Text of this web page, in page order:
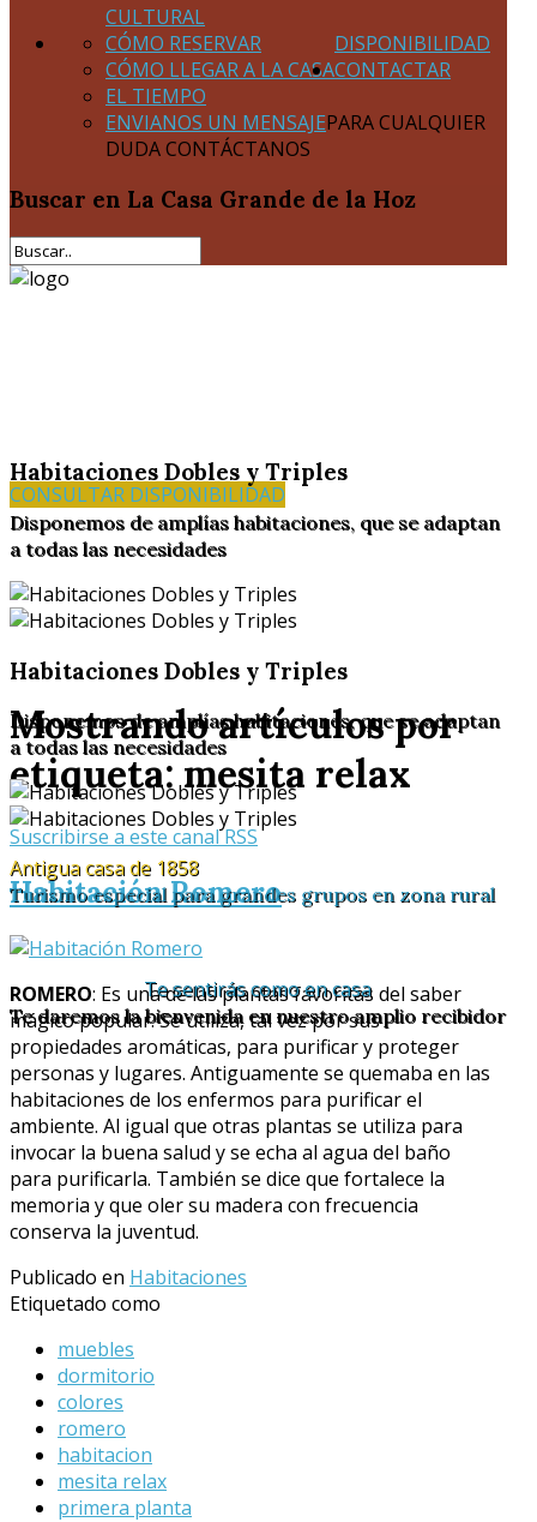
CULTURAL
DISPONIBILIDAD
CÓMO RESERVAR
CÓMO LLEGAR A LA CASA
EL TIEMPO
CONTACTAR
ENVIANOS UN MENSAJEPARA CUALQUIER
DUDA CONTÁCTANOS
Buscar en La Casa Grande de la Hoz
Habitaciones Dobles y Triples
Disponemos de amplías habitaciones, que se adaptan
a todas las necesidades
Habitaciones Dobles y Triples
Disponemos de amplías habitaciones, que se adaptan
a todas las necesidades
Antigua casa de 1858
Turismo especial para grandes grupos en zona rural
Te sentirás como en casa
Te daremos la bienvenida en nuestro amplio recibidor
CONSULTAR DISPONIBILIDAD
Mostrando artículos por
etiqueta: mesita relax
Suscribirse a este canal RSS
Habitación Romero
ROMERO: Es una de las plantas favoritas del saber
mágico popular. Se utiliza, tal vez por sus
propiedades aromáticas, para purificar y proteger
personas y lugares. Antiguamente se quemaba en las
habitaciones de los enfermos para purificar el
ambiente. Al igual que otras plantas se utiliza para
invocar la buena salud y se echa al agua del baño
para purificarla. También se dice que fortalece la
memoria y que oler su madera con frecuencia
conserva la juventud.
Publicado en Habitaciones
Etiquetado como
muebles
dormitorio
colores
romero
habitacion
mesita relax
primera planta